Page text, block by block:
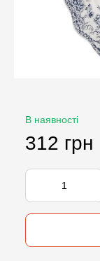
В наявності
312 грн